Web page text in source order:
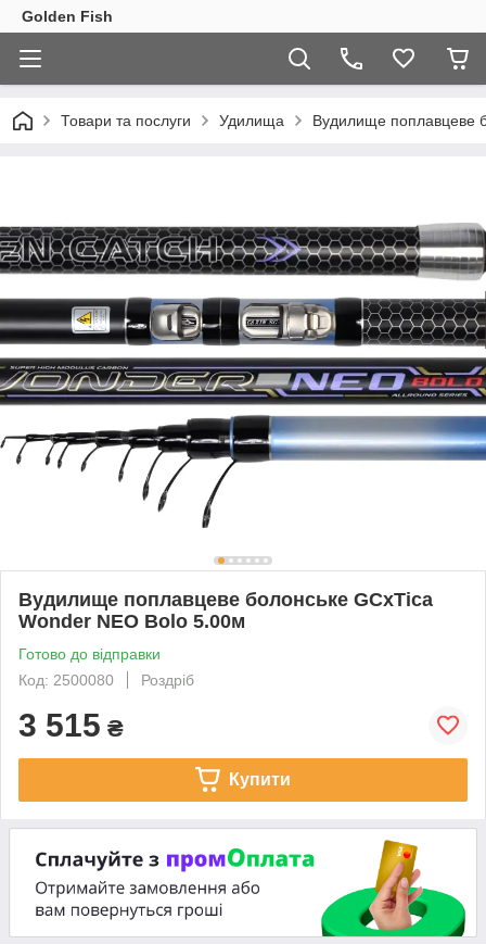
Golden Fish
Товари та послуги Удилища Вудилище поплавцеве
Вудилище поплавцеве болонське GCxTica
Wonder NEO Bolo 5.00м
Готово до відправки
Код: 2500080
Роздріб
3 515 ₴
Купити